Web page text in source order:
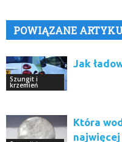
POWIĄZANE
Szungit i
krzemień
Jak
Która